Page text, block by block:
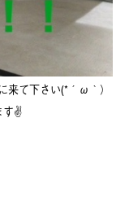
来て下さい(*´ω｀）
す✌